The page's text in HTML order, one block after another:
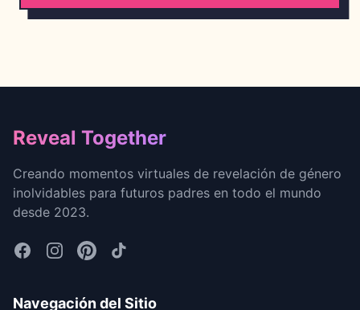
Footer
Reveal Together
Creando momentos virtuales de revelación de género
inolvidables para futuros padres en todo el mundo
desde 2023.
Navegación del Sitio